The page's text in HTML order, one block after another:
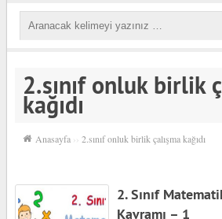
2.sınıf onluk birlik
kağıdı
Anasayfa ›› 2.sınıf onluk birlik çalışma kağıdı
2. Sınıf
Kavramı – 1